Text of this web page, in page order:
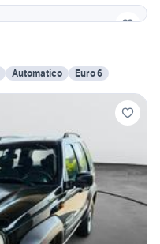
Automatico Euro 6